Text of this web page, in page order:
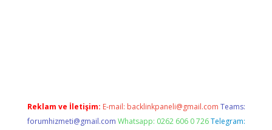
Reklam ve İletişim: E-mail: backlinkpaneli@gmail.com Teams:
forumhizmeti@gmail.com Whatsapp: 0262 606 0 726 Telegram: